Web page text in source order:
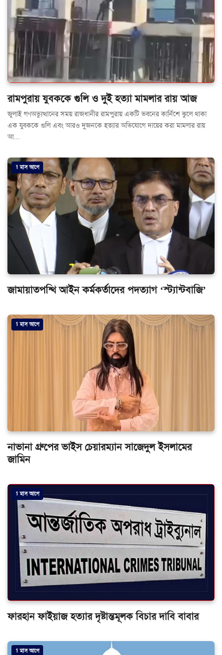
রামপুরায় যুবককে গুলি ও দুই হত্যা মামলার রায় আজ
জুলাই গণঅভ্যুত্থানের সময় রাজধানীর রামপুরায় একটি ভবনের কার্নিশে ঝুলে থাকা
এক যুবককে গুলি এবং আরও দুজনকে হত্যার অভিযোগে দায়ের করা মামলার রায়
আ...
1 মাস আগে
জামায়াতপন্থি আইন কর্মকর্তাদের পদত্যাগ ‘স্ট্যান্টবাজি’
1 মাস আগে
নাভানা গ্রুপের ভাইস চেয়ারম্যান সাজেদুল ইসলামের
জামিন
1 মাস আগে
ফারহান ফাইয়াজ হত্যার দৃষ্টান্তমূলক বিচার দাবি বাবার
1 মাস আগে